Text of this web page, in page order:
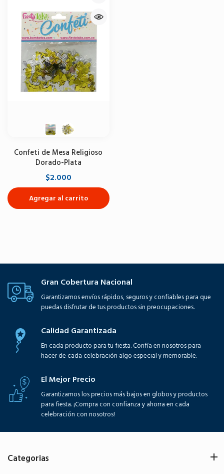
Confeti de Mesa Religioso
Dorado-Plata
$2.000
Agregar al carrito
Gran Cobertura Nacional
Garantizamos envíos rápidos, seguros y confiables para que
puedas disfrutar de tus productos sin preocupaciones.
Calidad Garantizada
En cada producto para tu fiesta. Confía en nosotros para
hacer de cada celebración algo especial y memorable.
El Mejor Precio
Garantizamos los precios más bajos en globos y productos
para fiesta. ¡Compra con confianza y ahorra en cada
celebración con nosotros!
Categorias